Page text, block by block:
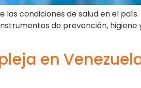
condiciones de salud en el
de prevención,
en